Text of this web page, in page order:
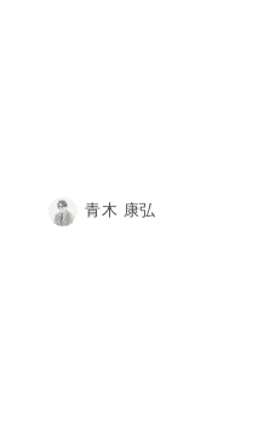
青木 康弘